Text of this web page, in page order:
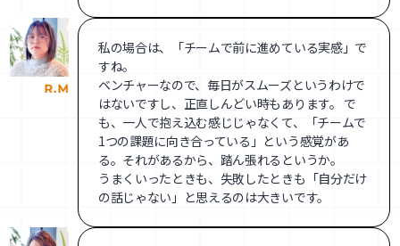
私の場合は、「チームで前に進めている実感」で
すね。
ベンチャーなので、毎日がスムーズというわけで
はないですし、正直しんどい時もあります。 で
も、一人で抱え込む感じじゃなくて、「チームで
1つの課題に向き合っている」という感覚があ
る。それがあるから、踏ん張れるというか。
うまくいったときも、失敗したときも「自分だけ
の話じゃない」と思えるのは大きいです。